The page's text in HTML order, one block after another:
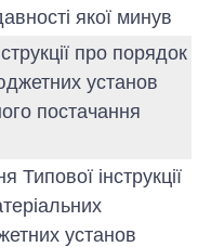
якої минув
про порядок
установ
постачання
інструкції
установ